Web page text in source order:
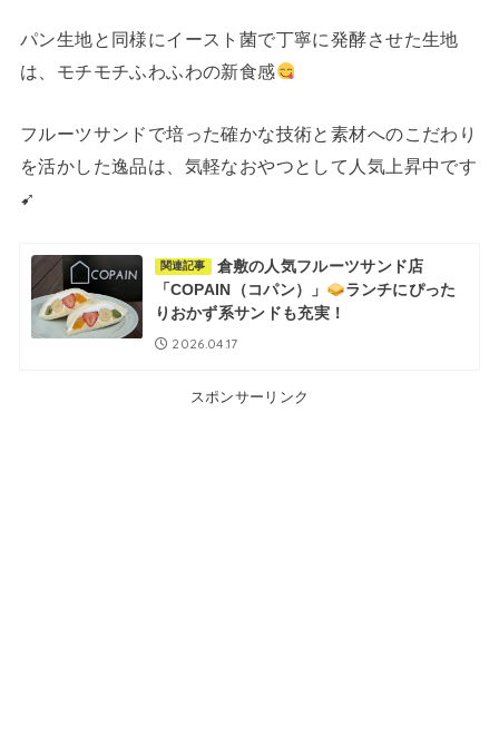
パン生地と同様にイースト菌で丁寧に発酵させた生地
は、モチモチふわふわの新食感
フルーツサンドで培った確かな技術と素材へのこだわり
を活かした逸品は、気軽なおやつとして人気上昇中です
➹
関連記事
倉敷の人気フルーツサンド店
「COPAIN（コパン）」
ランチにぴった
りおかず系サンドも充実！
2026.04.17
スポンサーリンク